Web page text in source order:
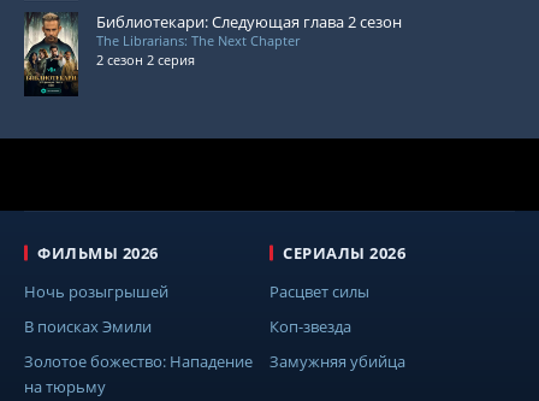
Библиотекари: Следующая глава 2 сезон
The Librarians: The Next Chapter
2 сезон 2 серия
ФИЛЬМЫ 2026
Ночь розыгрышей
В поисках Эмили
Золотое божество: Нападение
на тюрьму
СЕРИАЛЫ 2026
Расцвет силы
Коп-звезда
Замужняя убийца